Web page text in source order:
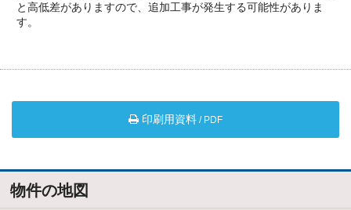
と高低差がありますので、追加工事が発生する可能性がありま
す。
印刷用資料 / PDF
物件の地図